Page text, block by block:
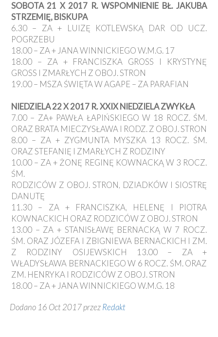
SOBOTA 21 X 2017 R. WSPOMNIENIE BŁ. JAKUBA
STRZEMIĘ, BISKUPA
6.30 – ZA + LUIZĘ KOTLEWSKĄ DAR OD UCZ.
POGRZEBU
18.00 – ZA + JANA WINNICKIEGO W.M.G. 17
18.00 – ZA + FRANCISZKA GROSS I KRYSTYNĘ
GROSS I ZMARŁYCH Z OBOJ. STRON
19.00 – MSZA ŚWIĘTA W AGAPE – ZA PARAFIAN
NIEDZIELA 22 X 2017 R. XXIX NIEDZIELA ZWYKŁA
7.00 – ZA+ PAWŁA ŁAPIŃSKIEGO W 18 ROCZ. ŚM.
ORAZ BRATA MIECZYSŁAWA I RODZ. Z OBOJ. STRON
8.00 – ZA + ZYGMUNTA MYSZKA 13 ROCZ. ŚM.
ORAZ STEFANIĘ I ZMARŁYCH Z RODZINY
10.00 – ZA + ŻONĘ REGINĘ KOWNACKĄ W 3 ROCZ.
ŚM.
RODZICÓW Z OBOJ. STRON, DZIADKÓW I SIOSTRĘ
DANUTĘ
11.30 – ZA + FRANCISZKA, HELENĘ I PIOTRA
KOWNACKICH ORAZ RODZICÓW Z OBOJ. STRON
13.00 – ZA + STANISŁAWĘ BERNACKĄ W 7 ROCZ.
ŚM. ORAZ JÓZEFA I ZBIGNIEWA BERNACKICH I ZM.
Z RODZINY OSIJEWSKICH 13.00 – ZA +
WŁADYSŁAWA BERNACKIEGO W 6 ROCZ. ŚM. ORAZ
ZM. HENRYKA I RODZICÓW Z OBOJ. STRON
18.00 – ZA + JANA WINNICKIEGO W.M.G. 18
Dodano 16 Oct 2017 przezRedakt